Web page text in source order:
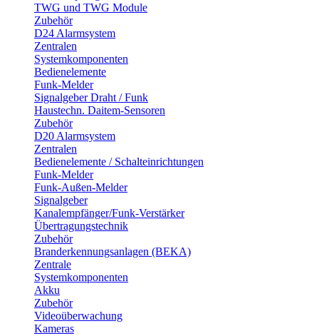
TWG und TWG Module
Zubehör
D24 Alarmsystem
Zentralen
Systemkomponenten
Bedienelemente
Funk-Melder
Signalgeber Draht / Funk
Haustechn. Daitem-Sensoren
Zubehör
D20 Alarmsystem
Zentralen
Bedienelemente / Schalteinrichtungen
Funk-Melder
Funk-Außen-Melder
Signalgeber
Kanalempfänger/Funk-Verstärker
Übertragungstechnik
Zubehör
Branderkennungsanlagen (BEKA)
Zentrale
Systemkomponenten
Akku
Zubehör
Videoüberwachung
Kameras